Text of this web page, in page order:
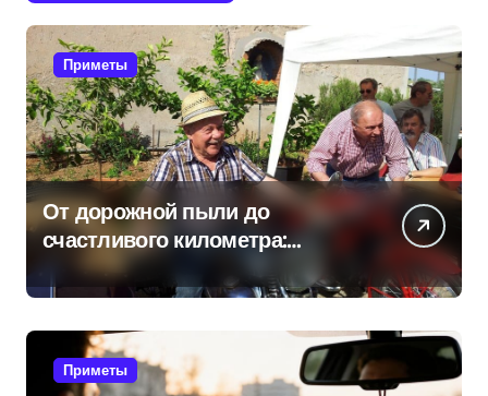
Приметы
От дорожной пыли до
счастливого километра:
самые распространенные
приметы мотоциклистов
Приметы